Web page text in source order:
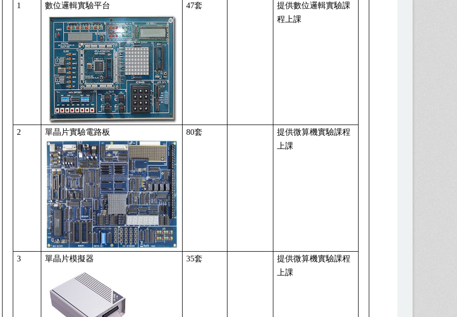
1
數位邏輯實驗平台 47套
提供數位邏輯實驗課
程上課
2 單晶片實驗電路板 80套
提供微算機實驗課程
上課
3 單晶片模擬器 35套
提供微算機實驗課程
上課